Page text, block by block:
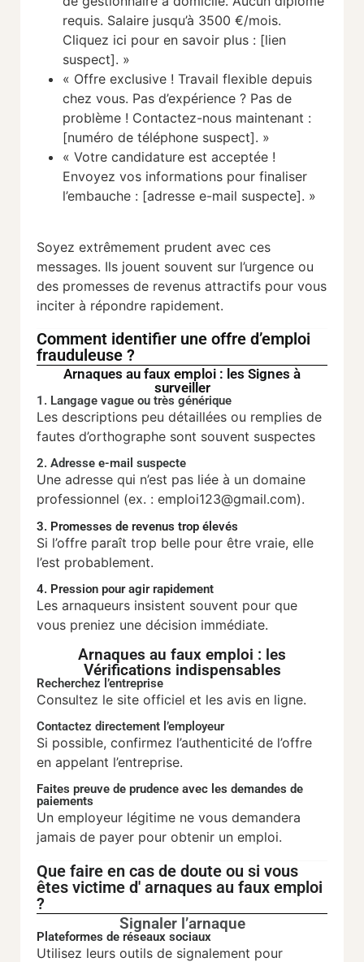
requis. Salaire jusqu’à 3500 €/mois.
Cliquez ici pour en savoir plus : [lien
suspect]. »
« Offre exclusive ! Travail flexible depuis
chez vous. Pas d’expérience ? Pas de
problème ! Contactez-nous maintenant :
[numéro de téléphone suspect]. »
« Votre candidature est acceptée !
Envoyez vos informations pour finaliser
l’embauche : [adresse e-mail suspecte]. »
Soyez extrêmement prudent avec ces
messages. Ils jouent souvent sur l’urgence ou
des promesses de revenus attractifs pour vous
inciter à répondre rapidement.
Comment identifier une offre d’emploi
frauduleuse ?
Arnaques au faux emploi : les Signes à
surveiller
1. Langage vague ou très générique
Les descriptions peu détaillées ou remplies de
fautes d’orthographe sont souvent suspectes
2. Adresse e-mail suspecte
Une adresse qui n’est pas liée à un domaine
professionnel (ex. : emploi123@gmail.com).
3. Promesses de revenus trop élevés
Si l’offre paraît trop belle pour être vraie, elle
l’est probablement.
4. Pression pour agir rapidement
Les arnaqueurs insistent souvent pour que
vous preniez une décision immédiate.
Arnaques au faux emploi : les
Vérifications indispensables
Recherchez l’entreprise
Consultez le site officiel et les avis en ligne.
Contactez directement l’employeur
Si possible, confirmez l’authenticité de l’offre
en appelant l’entreprise.
Faites preuve de prudence avec les demandes de
paiements
Un employeur légitime ne vous demandera
jamais de payer pour obtenir un emploi.
Que faire en cas de doute ou si vous
êtes victime d' arnaques au faux emploi
?
Signaler l’arnaque
Plateformes de réseaux sociaux
Utilisez leurs outils de signalement pour